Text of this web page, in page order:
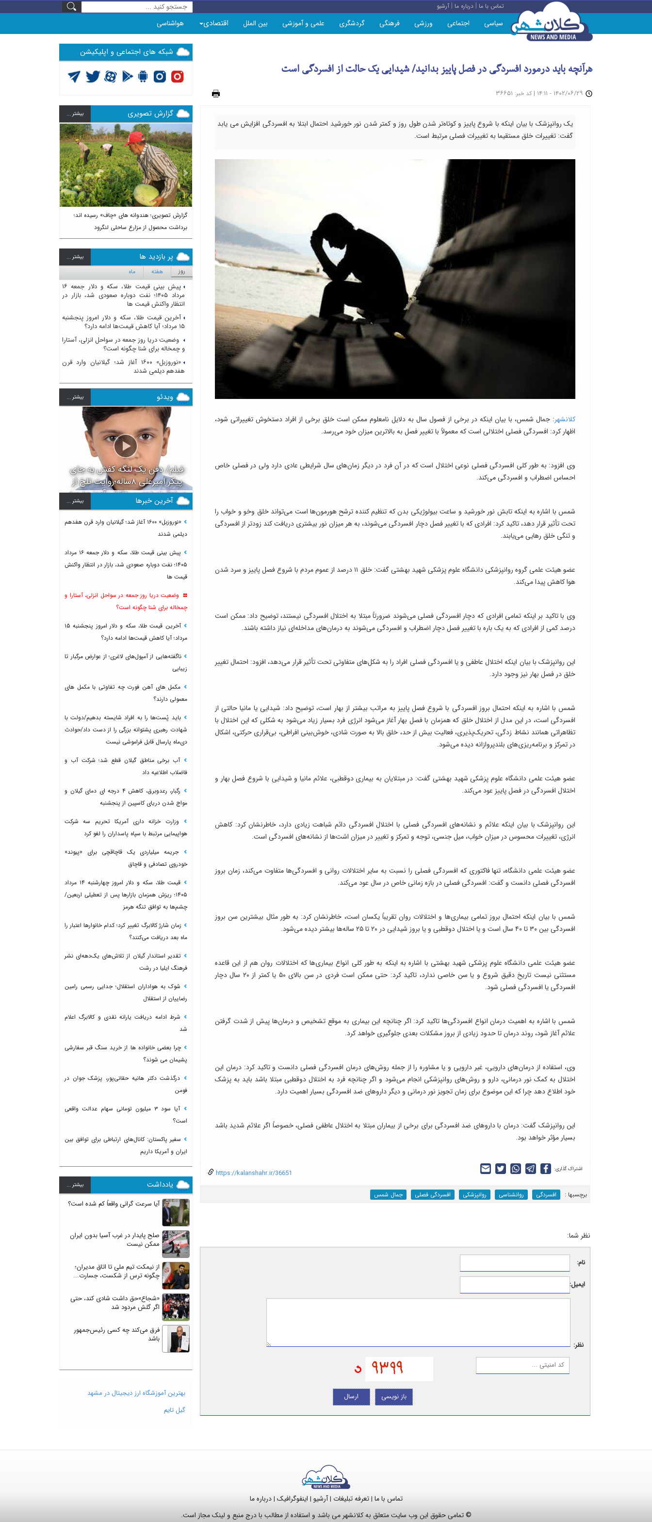
تماس با ما |درباره ما |آرشیو
سیاسی اجتماعی ورزشی فرهنگی گردشگری علمی و آموزشی بین الملل اقتصادی هواشناسی
هرآنچه باید درمورد افسردگی در فصل پاییز بدانید/ شیدایی یک حالت از افسردگی است
| کد خبر: ۳۶۶۵۱
یک روانپزشک با بیان اینکه با شروع پاییز و کوتاه‌تر شدن طول روز و کمتر شدن نور خورشید احتمال ابتلا به افسردگی افزایش می یابد
گفت: تغییرات خلق مستقیما به تغییرات فصلی مرتبط است.
کلانشهر: جمال شمس، با بیان اینکه در برخی از فصول سال به دلایل نامعلوم ممکن است خلق برخی از افراد دستخوش تغییراتی شود،
اظهار کرد: افسردگی فصلی اختلالی است که معمولاً با تغییر فصل به بالاترین میزان خود می‌رسد.
وی افزود: به طور کلی افسردگی فصلی نوعی اختلال است که در آن فرد در دیگر زمان‌های سال شرایطی عادی دارد ولی در فصلی خاص
احساس اضطراب و افسردگی می‌کند.
شمس با اشاره به اینکه تابش نور خورشید و ساعت بیولوژیکی بدن که تنظیم کننده ترشح هورمون‌ها است می‌تواند خلق وخو و خواب را
تحت تأثیر قرار دهد، تاکید کرد: افرادی که با تغییر فصل دچار افسردگی می‌شوند، به هر میزان نور بیشتری دریافت کند زودتر از افسردگی
و تنگی خلق رهایی می‌یابند.
عضو هیئت علمی گروه روانپزشکی دانشگاه علوم پزشکی شهید بهشتی گفت: خلق ۱۱ درصد از عموم مردم با شروع فصل پاییز و سرد شدن
هوا کاهش پیدا می‌کند.
وی با تاکید بر اینکه تمامی افرادی که دچار افسردگی فصلی می‌شوند ضرورتاً مبتلا به اختلال افسردگی نیستند، توضیح داد: ممکن است
درصد کمی از افرادی که به یک باره با تغییر فصل دچار اضطراب و افسردگی می‌شوند به درمان‌های مداخله‌ای نیاز داشته باشند.
این روانپزشک با بیان اینکه اختلال عاطفی و یا افسردگی فصلی افراد را به شکل‌های متفاوتی تحت تأثیر قرار می‌دهد، افزود: احتمال تغییر
خلق در فصل بهار نیز وجود دارد.
شمس با اشاره به اینکه احتمال بروز افسردگی با شروع فصل پاییز به مراتب بیشتر از بهار است، توضیح داد: شیدایی یا مانیا حالتی از
افسردگی است، در این مدل از اختلال خلق که همزمان با فصل بهار آغاز می‌شود انرژی فرد بسیار زیاد می‌شود به شکلی که این اختلال با
تظاهراتی همانند نشاط زدگی، تحریک‌پذیری، فعالیت بیش از حد، خلق بالا به صورت شادی، خوش‌بینی افراطی، بی‌قراری حرکتی، اشکال
در تمرکز و برنامه‌ریزی‌های بلندپروازانه دیده می‌شود.
عضو هیئت علمی دانشگاه علوم پزشکی شهید بهشتی گفت: در مبتلایان به بیماری دوقطبی، علائم مانیا و شیدایی با شروع فصل بهار و
اختلال افسردگی در فصل پاییز عود می‌کند.
این روانپزشک با بیان اینکه علائم و نشانه‌های افسردگی فصلی با اختلال افسردگی دائم شباهت زیادی دارد، خاطرنشان کرد: کاهش
انرژی، تغییرات محسوس در میزان خواب، میل جنسی، توجه و تمرکز و تغییر در میزان اشت‌ها از نشانه‌های افسردگی است.
عضو هیئت علمی دانشگاه، تنها فاکتوری که افسردگی فصلی را نسبت به سایر اختلالات روانی و افسردگی‌ها متفاوت می‌کند، زمان بروز
افسردگی فصلی دانست و گفت: افسردگی فصلی در بازه زمانی خاص در سال عود می‌کند.
شمس با بیان اینکه احتمال بروز تمامی بیماری‌ها و اختلالات روان تقریباً یکسان است، خاطرنشان کرد: به طور مثال بیشترین سن بروز
افسردگی بین ۳۰ تا ۴۰ سال است و یا اختلال دوقطبی و یا بروز شیدایی در ۲۰ تا ۲۵ ساله‌ها بیشتر دیده می‌شود.
عضو هیئت علمی دانشگاه علوم پزشکی شهید بهشتی با اشاره به اینکه به طور کلی انواع بیماری‌ها که اختلالات روان هم از این قاعده
مستثنی نیست تاریخ دقیق شروع و یا سن خاصی ندارد، تاکید کرد: حتی ممکن است فردی در سن بالای ۵۰ یا کمتر از ۲۰ سال دچار
افسردگی یا افسردگی فصلی شود.
شمس با اشاره به اهمیت درمان انواع افسردگی‌ها تاکید کرد: اگر چنانچه این بیماری به موقع تشخیص و درمان‌ها پیش از شدت گرفتن
علائم آغاز شود، روند درمان تا حدود زیادی از بروز مشکلات بعدی جلوگیری خواهد کرد.
وی، استفاده از درمان‌های دارویی، غیر دارویی و یا مشاوره را از جمله روش‌های درمان افسردگی فصلی دانست و تاکید کرد: درمان این
اختلال به کمک نور درمانی، دارو و روش‌های روانپزشکی انجام می‌شود و اگر چنانچه فرد به اختلال دوقطبی مبتلا باشد باید به پزشک
خود اطلاع دهد چرا که این موضوع برای زمان تجویز نور درمانی و دیگر داروهای ضد افسردگی بسیار اهمیت دارد.
این روانپزشک گفت: درمان با داروهای ضد افسردگی برای برخی از بیماران مبتلا به اختلال عاطفی فصلی، خصوصاً اگر علائم شدید باشد
بسیار مؤثر خواهد بود.
https://kalanshahr.ir/36651 اشتراک گذاری:
برچسب‎ها : افسردگی روانشناسی روانپزشکی افسردگی فصلی جمال شمس
نظر شما:
نام:
ایمیل:
نظر:
ارسال باز نویسی
شبکه های اجتماعی و اپلیکیشن
گزارش تصویری بيشتر ...
گزارش تصویری؛ هندوانه های «چاف» رسیده اند؛
برداشت محصول از مزارع ساحلی لنگرود
Previous Next
پر بازدید ها بيشتر ...
روز هفته ماه
پیش بینی قیمت طلا، سکه و دلار جمعه ۱۶
مرداد ۱۴۰۵؛ نفت دوباره صعودی شد، بازار در
انتظار واکنش قیمت ها
آخرین قیمت طلا، سکه و دلار امروز پنجشنبه
۱۵ مرداد؛ آیا کاهش قیمت‌ها ادامه دارد؟
وضعیت دریا روز جمعه در سواحل انزلی، آستارا
و چمخاله برای شنا چگونه است؟
«نوروزبل» ۱۶۰۰ آغاز شد؛ گیلانیان وارد قرن
هفدهم دیلمی شدند
ویدئو بيشتر ...
فیلم/ دفن یک لنگه کفش به جای
پیکر امیرعلی ۸ساله؛روایت تلخ از
سرنوشت دومین دانش آموز مدرسه
میناب بعد از ماکان
آخرین خبرها بيشتر ...
«نوروزبل» ۱۶۰۰ آغاز شد؛ گیلانیان وارد قرن هفدهم
دیلمی شدند
پیش بینی قیمت طلا، سکه و دلار جمعه ۱۶ مرداد
۱۴۰۵؛ نفت دوباره صعودی شد، بازار در انتظار واکنش
قیمت ها
وضعیت دریا روز جمعه در سواحل انزلی، آستارا و
چمخاله برای شنا چگونه است؟
آخرین قیمت طلا، سکه و دلار امروز پنجشنبه ۱۵
مرداد؛ آیا کاهش قیمت‌ها ادامه دارد؟
ناگفته‌هایی از آمپول‌های لاغری؛ از عوارض مرگبار تا
زیبایی
مکمل های آهن فورت چه تفاوتی با مکمل های
معمولی دارند؟
باید پُست‌ها را به افراد شایسته بدهیم/دولت با
شهادت رهبری پشتوانه بزرگی را از دست داد/حوادث
دی‌ماه پارسال قابل فراموشی نیست
آب برخی مناطق گیلان قطع شد؛ شرکت آب و
فاضلاب اطلاعیه داد
رگبار، رعدوبرق، کاهش ۴ درجه ای دمای گیلان و
مواج شدن دریای کاسپین از پنجشنبه
وزارت خزانه داری آمریکا تحریم سه شرکت
هواپیمایی مرتبط با سپاه پاسداران را لغو کرد
جریمه میلیاردی یک قاچاقچی برای «پیوند»
خودروی تصادفی و قاچاق
قیمت طلا، سکه و دلار امروز چهارشنبه ۱۴ مرداد
۱۴۰۵؛ ریزش همزمان بازارها پس از تعطیلی اربعین/
چشم‌ها به توافق تنگه هرمز
زمان شارژ کالابرگ تغییر کرد؛ کدام خانوارها اعتبار را
ماه بعد دریافت می‌کنند؟
تقدیر استاندار گیلان از تلاش‌های یک‌دهه‌ای نشر
فرهنگ ایلیا در رشت
شوک به هواداران استقلال؛ جدایی رسمی رامین
رضاییان از استقلال
شرط ادامه دریافت یارانه نقدی و کالابرگ اعلام
شد
چرا بعضی خانواده ها از خرید سنگ قبر سفارشی
پشیمان می شوند؟
درگذشت دکتر هانیه حقانی‌پور، پزشک جوان در
فومن
آیا سود ۳ میلیون تومانی سهام عدالت واقعی
است؟
سفیر پاکستان: کانال‌های ارتباطی برای توافق بین
ایران و آمریکا داریم
یادداشت بيشتر ...
آیا سرعت گرانی واقعاً کم شده است؟
صلح پایدار در غرب آسیا بدون ایران
ممکن نیست
از نیمکت تیم ملی تا اتاق مدیران؛
چگونه ترس از شکست، جسارت...
«شجاع»حق داشت شادی کند، حتی
اگر گلش مردود شد
فرق می‌کند چه کسی رئیس‌جمهور
باشد
بهترین آموزشگاه ارز دیجیتال در مشهد
گیل تایم
تماس با ما |تعرفه تبلیغات |آرشیو | اینفوگرافیک |درباره ما
© تمامی حقوق این وب سایت متعلق به کلانشهر می باشد و استفاده از مطالب با درج منبع و لینک مجاز است.